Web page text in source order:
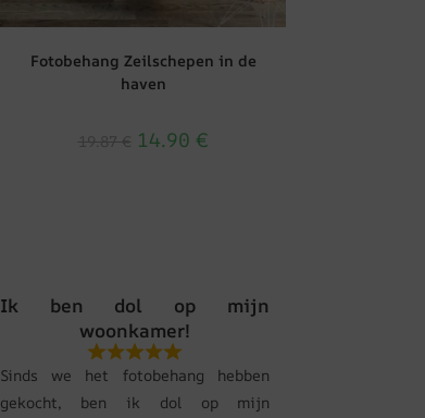
Fotobehang Zeilschepen in de
haven
14.90 €
Ik ben dol op mijn
woonkamer!
Sinds we het fotobehang hebben
gekocht, ben ik dol op mijn